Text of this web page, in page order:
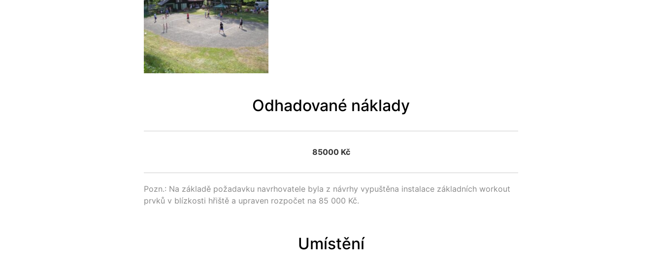
Odhadované náklady
85000 Kč
Pozn.: Na základě požadavku navrhovatele byla z návrhy vypuštěna instalace základních workout
prvků v blízkosti hřiště a upraven rozpočet na 85 000 Kč.
Umístění